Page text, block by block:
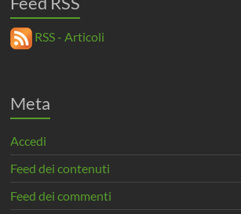
RSS - Articoli
Meta
Accedi
Feed dei contenuti
Feed dei commenti